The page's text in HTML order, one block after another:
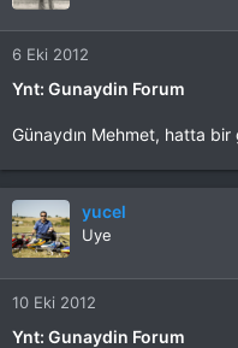
6 Eki 2012
Ynt: Gunaydin Forum
Günaydın Mehmet, hatta
yucel
Uye
10 Eki 2012
Ynt: Gunaydin Forum